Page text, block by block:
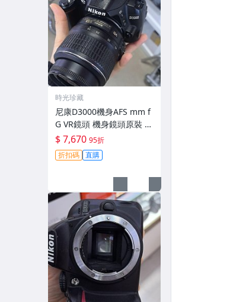
時光珍藏
尼康D3000機身AFS mm f
G VR鏡頭 機身鏡頭原裝 無
拆修無翻新 有輕微使用痕
跡 鏡頭-3430
$ 7,670 95折
折扣碼 直購